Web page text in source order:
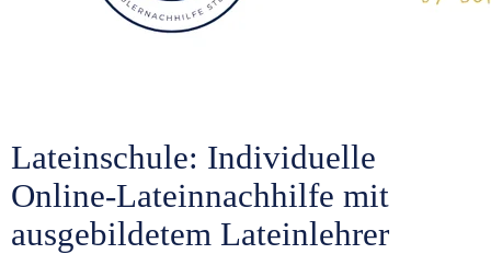
Lateinschule: Individuelle
Online-Lateinnachhilfe mit
ausgebildetem Lateinlehrer